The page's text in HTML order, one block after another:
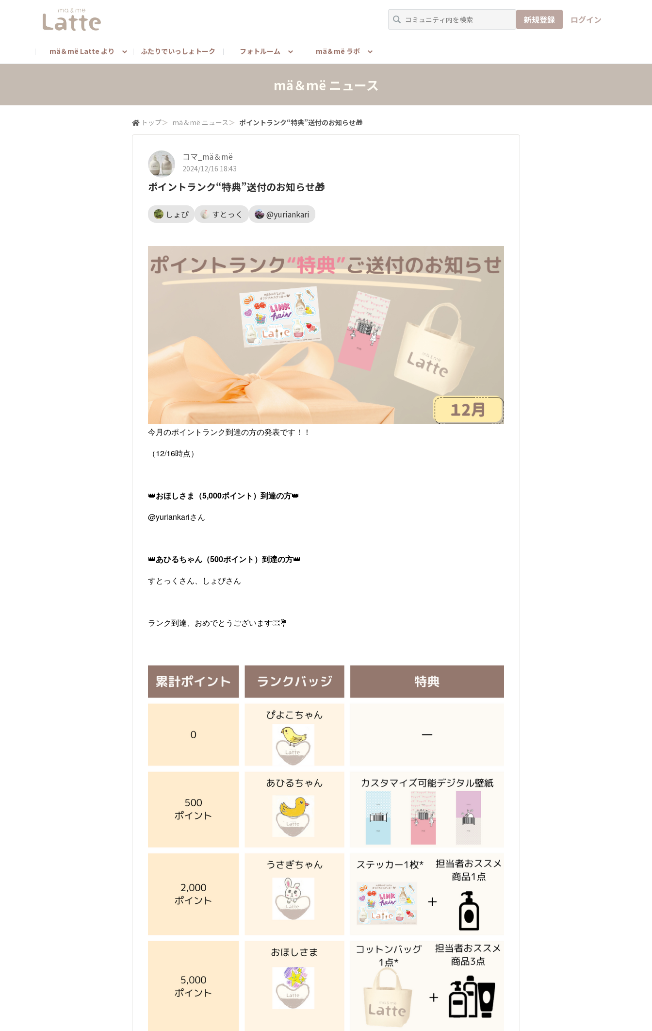
新規登録 ログイン
mä＆më Latte より
よくあるご質問（マー＆ミー商品について）
ふたりでいっしょトーク フォトルーム mä＆më ラボ
ベストマー＆ミーキャンペーン
mä＆më ニュース
トップ＞ mä＆më ニュース＞ ポイントランク“特典”送付のお知らせ🎁
コマ_mä＆më
2024/12/16 18:43
ポイントランク“特典”送付のお知らせ🎁
しょぴ すとっく @yuriankari
今月のポイントランク到達の方の発表です！！
（12/16時点）
👑おほしさま（5,000ポイント）到達の方👑
@yuriankariさん
👑あひるちゃん（500ポイント）到達の方👑
すとっくさん、しょぴさん
ランク到達、おめでとうございます👏💐